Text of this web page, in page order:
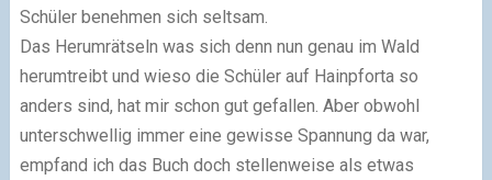
Schüler benehmen sich seltsam.
Das Herumrätseln was sich denn nun genau im Wald
herumtreibt und wieso die Schüler auf Hainpforta so
anders sind, hat mir schon gut gefallen. Aber obwohl
unterschwellig immer eine gewisse Spannung da war,
empfand ich das Buch doch stellenweise als etwas